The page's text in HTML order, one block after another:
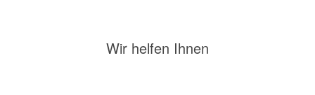
Wir helfen Ihnen